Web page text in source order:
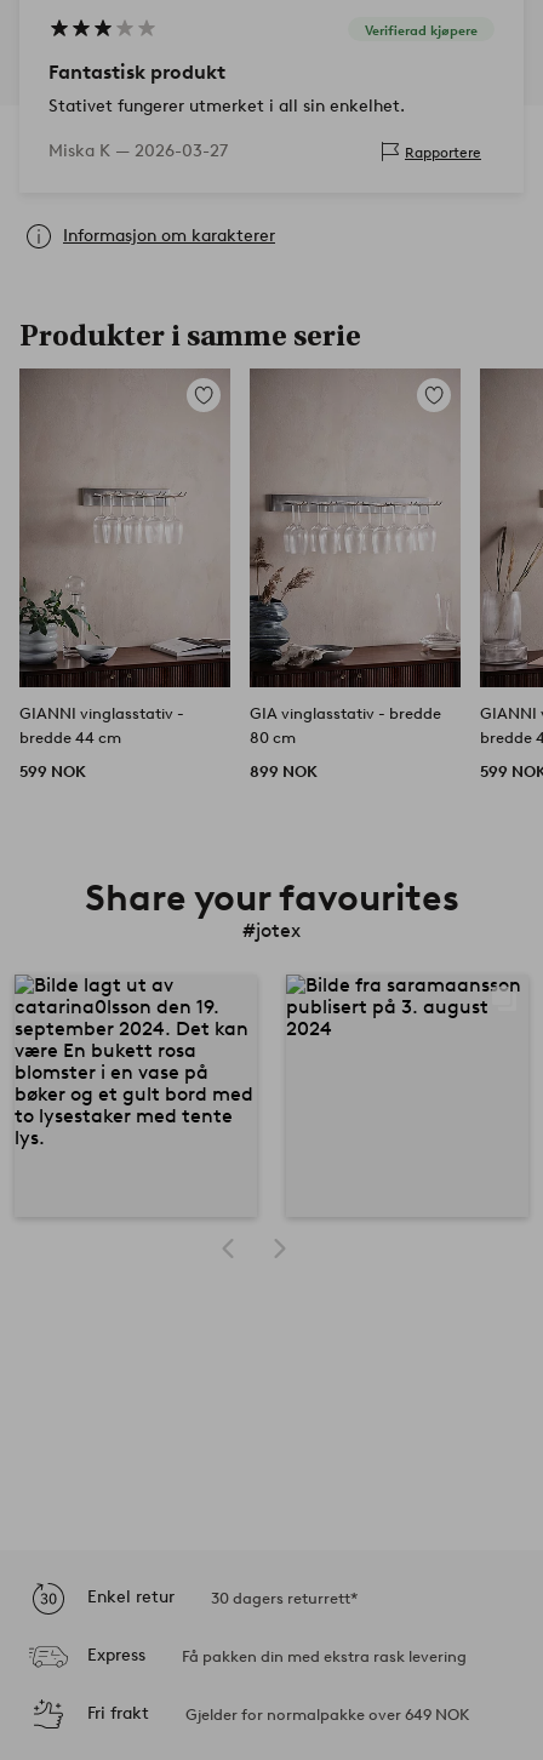
Verifierad kjøpere
Fantastisk produkt
Stativet fungerer utmerket i all sin enkelhet.
Miska K — 2026-03-27 Rapportere
Informasjon om karakterer
Produkter i samme serie
Legg
GIANNI vinglasstativ -
bredde 44 cm
599 NOK
Legg
GIA vinglasstativ - bredde
80 cm
899 NOK
GIANNI
bredde
599
Share your favourites
#jotex
Enkel retur 30 dagers returrett*
Express Få pakken din med ekstra rask levering
Fri frakt Gjelder for normalpakke over 649 NOK